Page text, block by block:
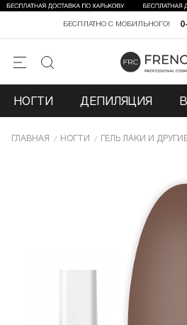
БЕСПЛАТНО С МОБИЛЬНОГО!
НОГТИ ДЕПИЛЯЦИЯ
ГЛАВНАЯ НОГТИ ГЕЛЬ ЛАКИ И